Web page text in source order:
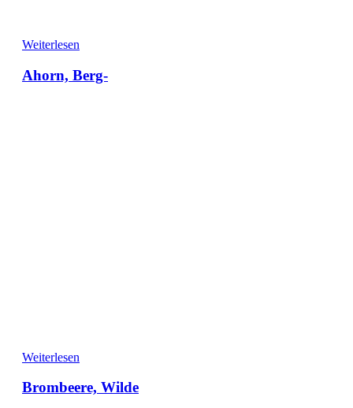
Weiterlesen
Ahorn, Berg-
Weiterlesen
Brombeere, Wilde